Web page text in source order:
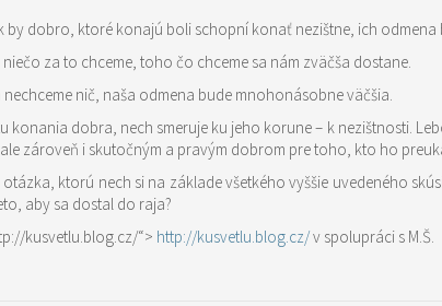
by dobro, ktoré konajú boli schopní konať nezištne, ich
za to chceme, toho čo chceme sa nám zväčša dostane.
nič, naša odmena bude mnohonásobne väčšia.
konania dobra, nech smeruje ku jeho korune – k nezištnosti.
zároveň i skutočným a pravým dobrom pre toho, kto ho
otázka, ktorú nech si na základe všetkého vyššie uvedeného
aby sa dostal do raja?
kusvetlu.blog.cz/“> http://kusvetlu.blog.cz/v spolupráci s M.Š.